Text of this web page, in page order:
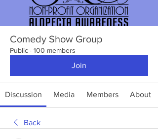
Comedy Show Group
Public · 100 members
Join
Discussion Media Members About
Back